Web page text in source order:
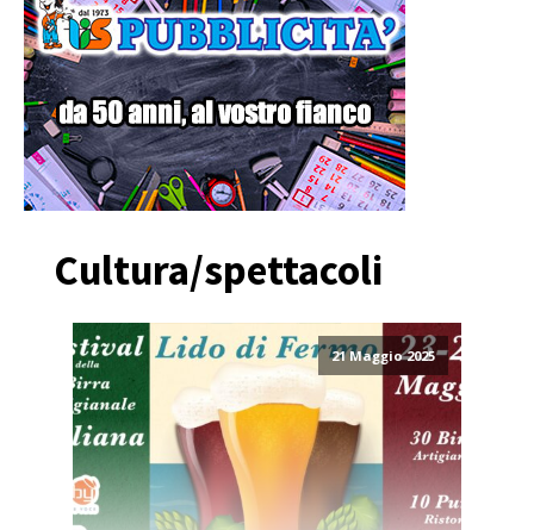
Cultura/spettacoli
21 Maggio 2025